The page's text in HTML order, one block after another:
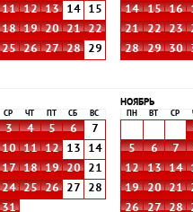
11 12 13 14
15
18 19 20 21
22
25 26 27 28
29
14
15 16
21
22 23
28
29 30
СР ЧТ СБ ВС
3 4 5 6
7
10 11 12 13
14
17 18 19 20
21
24 25 26 27
28
31
НОЯБРЬ
ПН ВТ СР
5
6 7
12
13 14
19
20 21
26
27 28